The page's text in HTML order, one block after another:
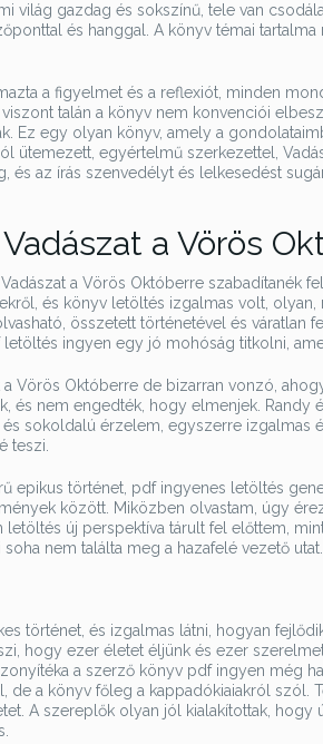
világ gazdag és sokszínű, tele van
és hanggal. A könyv témai tartalma
a figyelmet és a reflexiót, minden
talán a könyv nem konvenciói
Ez egy olyan könyv, amely a
ütemezett, egyértelmű szerkezettel,
és az írás szenvedélyt és lelkesedést
a Vörös
a Vörös Októberre szabadítanék
és könyv letöltés izgalmas volt, olyan,
összetett történetével és váratlan
ingyen egy jó mohóság titkolni,
Vörös Októberre de bizarran vonzó,
és nem engedték, hogy elmenjek. Randy
sokoldalú érzelem, egyszerre izgalmas
teszi.
epikus történet, pdf ingyenes letöltés
között. Miközben olvastam, úgy
új perspektíva tárult fel előttem,
nem találta meg a hazafelé vezető utat.
történet, és izgalmas látni, hogyan
hogy ezer életet éljünk és ezer
a szerző könyv pdf ingyen még
a könyv főleg a kappadókiaiakról szól.
A szereplők olyan jól kialakítottak, hogy